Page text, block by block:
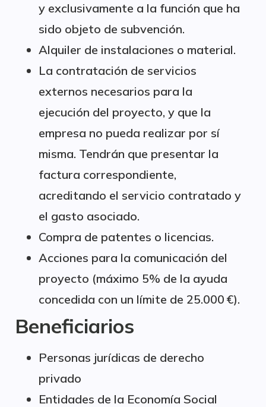
y exclusivamente a la función que ha
sido objeto de subvención.
Alquiler de instalaciones o material.
La contratación de servicios
externos necesarios para la
ejecución del proyecto, y que la
empresa no pueda realizar por sí
misma. Tendrán que presentar la
factura correspondiente,
acreditando el servicio contratado y
el gasto asociado.
Compra de patentes o licencias.
Acciones para la comunicación del
proyecto (máximo 5% de la ayuda
concedida con un límite de 25.000 €).
Beneficiarios
Personas jurídicas de derecho
privado
Entidades de la Economía Social